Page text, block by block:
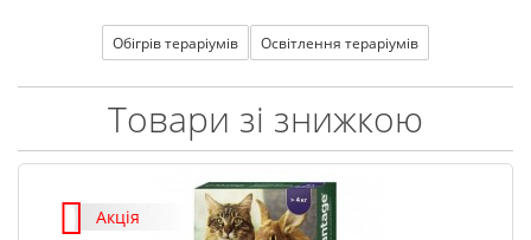
Обігрів тераріумів Освітлення тераріумів
Товари зі знижкою
Акція